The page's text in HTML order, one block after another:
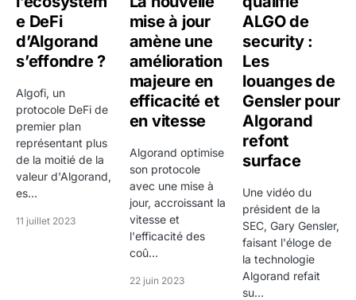
monnaies numériques de banque centrale
FIFA Collect
: partenariat avec la FIFA pour sa
plateforme de collectibles numériques lors de la
Coupe du Monde 2022
DeFi: écosystème comprenant Folks Finance
(lending), Tinyman (DEX), Pact (DEX), Lofty
(immobilier tokenisé)
Fondation Algorand : basée à Singapour, elle
finance les grants de développement, les
programmes d'adoption et la recherche
: suite d'outils de développement
complète pour simplifier le développement sur
e DeFi
d’Algorand
s’effondre ?
Algofi, un
protocole DeFi de
premier plan
représentant plus
de la moitié de la
valeur d'Algorand,
es...
11 juillet 2023
mise à jour
amène une
amélioration
majeure en
efficacité et
en vitesse
Algorand optimise
son protocole
avec une mise à
jour, accroissant la
vitesse et
l'efficacité des
coû...
22 juin 2023
ALGO de
security :
Les
louanges de
Gensler pour
Algorand
refont
surface
Une vidéo du
président de la
SEC, Gary Gensler,
faisant l'éloge de
la technologie
Algorand refait
su...